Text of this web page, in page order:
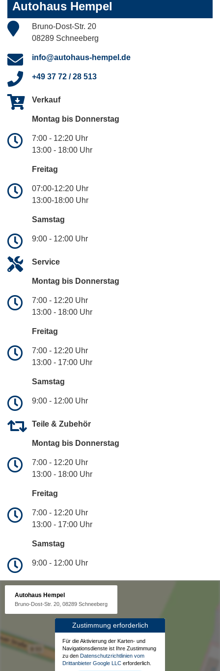
Autohaus Hempel
Bruno-Dost-Str. 20
08289 Schneeberg
info@autohaus-hempel.de
+49 37 72 / 28 513
Verkauf
Montag bis Donnerstag
7:00 - 12:20 Uhr
13:00 - 18:00 Uhr
Freitag
07:00-12:20 Uhr
13:00-18:00 Uhr
Samstag
9:00 - 12:00 Uhr
Service
Montag bis Donnerstag
7:00 - 12:20 Uhr
13:00 - 18:00 Uhr
Freitag
7:00 - 12:20 Uhr
13:00 - 17:00 Uhr
Samstag
9:00 - 12:00 Uhr
Teile & Zubehör
Montag bis Donnerstag
7:00 - 12:20 Uhr
13:00 - 18:00 Uhr
Freitag
7:00 - 12:20 Uhr
13:00 - 17:00 Uhr
Samstag
9:00 - 12:00 Uhr
Autohaus Hempel
Bruno-Dost-Str. 20, 08289 Schneeberg
Zustimmung erforderlich
Für die Aktivierung der Karten- und
Navigationsdienste ist Ihre Zustimmung
zu den Datenschutzrichtlinien vom
Drittanbieter Google LLC erforderlich.